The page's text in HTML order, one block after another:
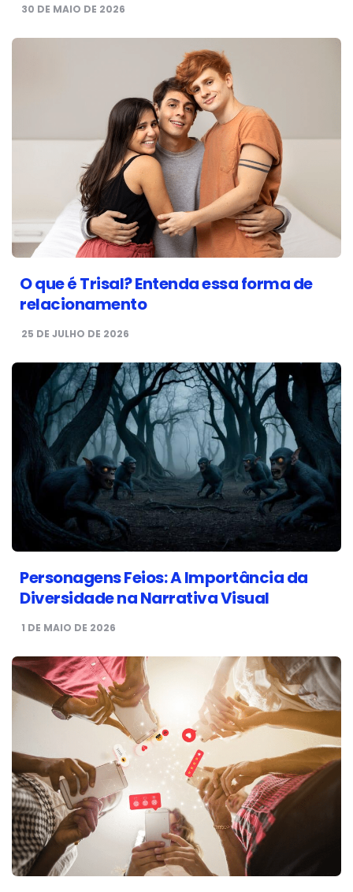
30 DE MAIO DE 2026
O que é Trisal? Entenda essa forma de
relacionamento
25 DE JULHO DE 2026
Personagens Feios: A Importância da
Diversidade na Narrativa Visual
1 DE MAIO DE 2026